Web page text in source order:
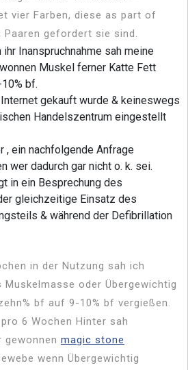
vier Farben, diese as part of
Paaren gefordert sie sind.
Inanspruchnahme sah meine
Muskel ferner Katte Fett
bf.
gekauft wurde & keineswegs
Handelszentrum eingestellt
, ein nachfolgende Anfrage
wer dadurch gar nicht o. k. sei.
in ein Besprechung des
gleichzeitige Einsatz des
& während der Defibrillation
in der Nutzung sah ich
oder Übergewichtig
bf auf 9-10% bf vergießen.
6 Wochen Hinter sah
gewonnen magic stone
wenn Übergewichtig